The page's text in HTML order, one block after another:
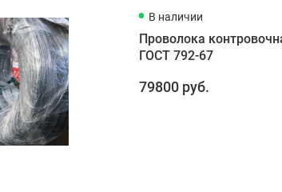
В наличии
Проволока
ГОСТ 792-67
79800 руб.